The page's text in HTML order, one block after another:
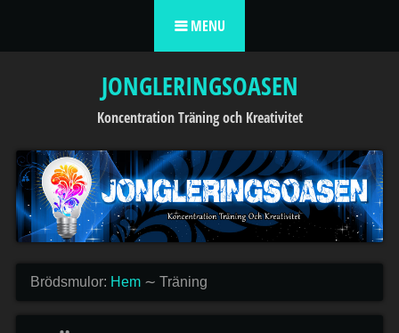
MENU
JONGLERINGSOASEN
Koncentration Träning och Kreativitet
Brödsmulor: Hem ∼ Träning